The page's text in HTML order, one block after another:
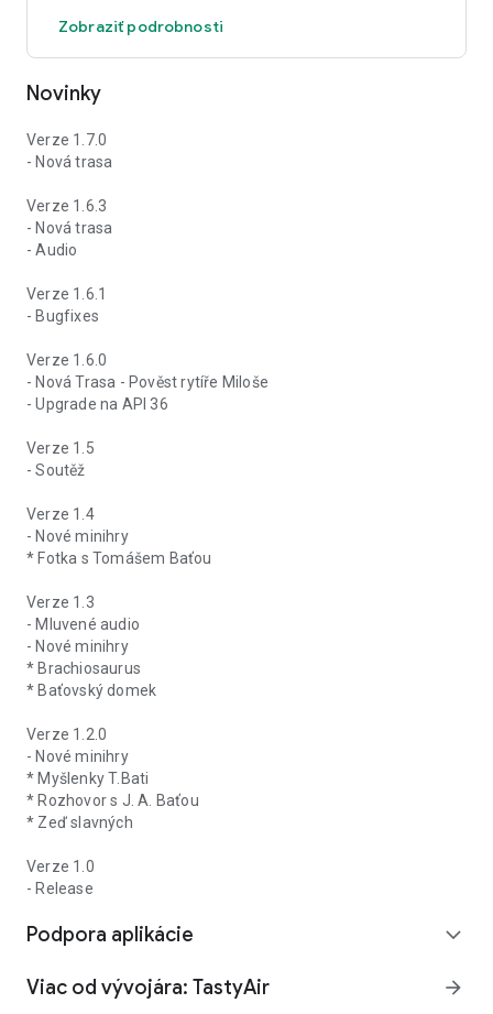
Zobraziť podrobnosti
Novinky
Verze 1.7.0
- Nová trasa
Verze 1.6.3
- Nová trasa
- Audio
Verze 1.6.1
- Bugfixes
Verze 1.6.0
- Nová Trasa - Pověst rytíře Miloše
- Upgrade na API 36
Verze 1.5
- Soutěž
Verze 1.4
- Nové minihry
* Fotka s Tomášem Baťou
Verze 1.3
- Mluvené audio
- Nové minihry
* Brachiosaurus
* Baťovský domek
Verze 1.2.0
- Nové minihry
* Myšlenky T.Bati
* Rozhovor s J. A. Baťou
* Zeď slavných
Verze 1.0
- Release
Podpora aplikácie expand_more
Viac od vývojára: TastyAir arrow_forward